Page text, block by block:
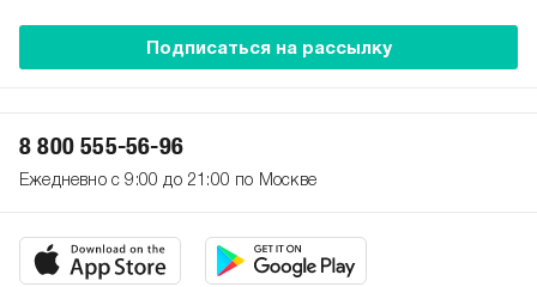
Подписаться на рассылку
8 800 555-56-96
Ежедневно с 9:00 до 21:00 по Москве